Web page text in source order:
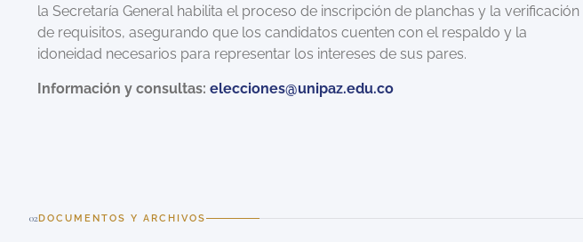
la Secretaría General habilita el proceso de inscripción de planchas y la verificación
de requisitos, asegurando que los candidatos cuenten con el respaldo y la
idoneidad necesarios para representar los intereses de sus pares.
Información y consultas: elecciones@unipaz.edu.co
02DOCUMENTOS Y ARCHIVOS